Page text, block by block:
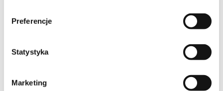
Preferencje
Statystyka
Marketing